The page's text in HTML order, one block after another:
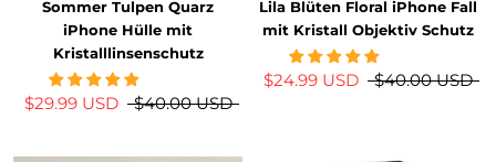
Sommer Tulpen Quarz
iPhone Hülle mit
Kristalllinsenschutz
$29.99 USD $40.00 USD
Lila Blüten Floral iPhone Fall
mit Kristall Objektiv Schutz
$24.99 USD $40.00 USD